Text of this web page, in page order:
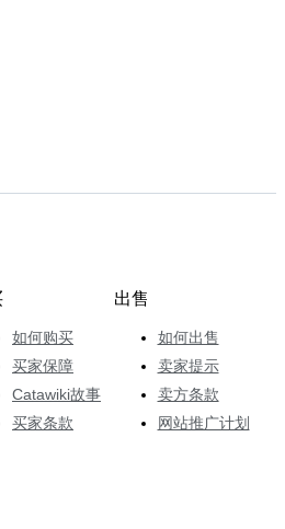
如何购买
买家保障
Catawiki故事
买家条款
出售
如何出售
卖家提示
卖方条款
网站推广计划